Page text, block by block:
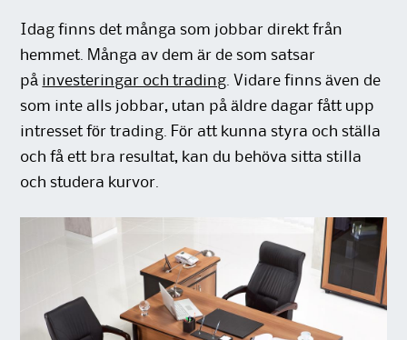
Idag finns det många som jobbar direkt från
hemmet. Många av dem är de som satsar
på investeringar och trading . Vidare finns även de
som inte alls jobbar, utan på äldre dagar fått upp
intresset för trading. För att kunna styra och ställa
och få ett bra resultat, kan du behöva sitta stilla
och studera kurvor.